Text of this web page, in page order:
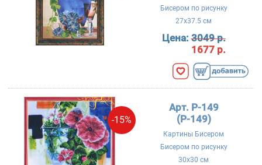
Бисером по рисунку
27x37.5 см
Цена:3049 р.
1677 р.
-15%
Арт. P-149
(Р-149)
Картины Бисером
Бисером по рисунку
30x30 см